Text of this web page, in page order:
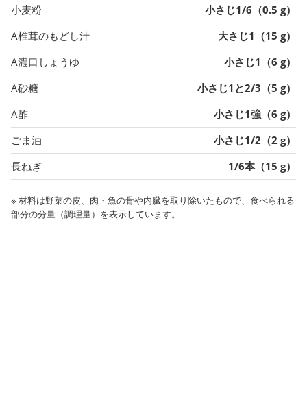
小麦粉
小さじ1/6（0.5 g）
A椎茸のもどし汁
大さじ1（15 g）
A濃口しょうゆ
小さじ1（6 g）
A砂糖
小さじ1と2/3（5 g）
A酢
小さじ1強（6 g）
ごま油
小さじ1/2（2 g）
長ねぎ
1/6本（15 g）
※ 材料は野菜の皮、肉・魚の骨や内臓を取り除いたもので、食べられる
部分の分量（調理量）を表示しています。